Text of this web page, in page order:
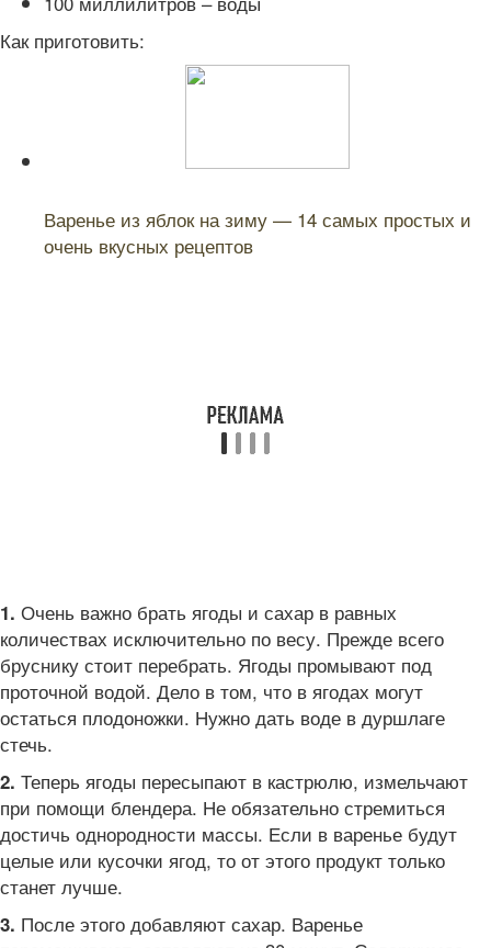
Как приготовить:
Варенье из яблок на зиму — 14 самых простых и
очень вкусных рецептов
1. Очень важно брать ягоды и сахар в равных
количествах исключительно по весу. Прежде всего
бруснику стоит перебрать. Ягоды промывают под
проточной водой. Дело в том, что в ягодах могут
остаться плодоножки. Нужно дать воде в дуршлаге
стечь.
2. Теперь ягоды пересыпают в кастрюлю, измельчают
при помощи блендера. Не обязательно стремиться
достичь однородности массы. Если в варенье будут
целые или кусочки ягод, то от этого продукт только
станет лучше.
3. После этого добавляют сахар. Варенье